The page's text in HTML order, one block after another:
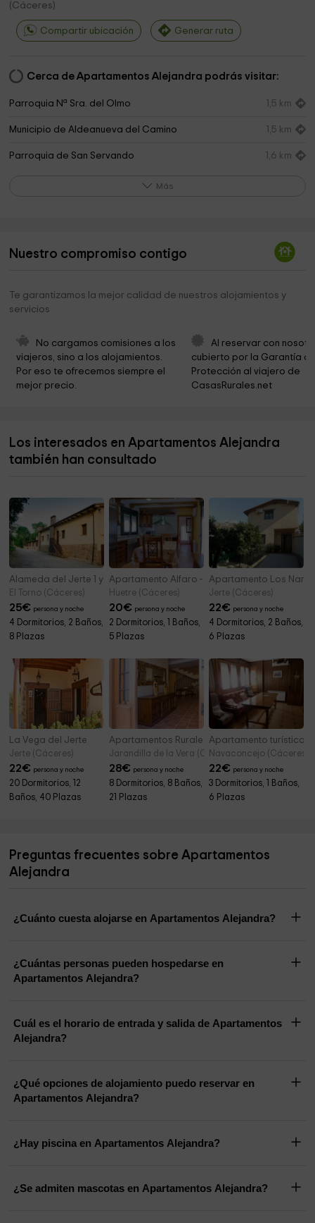
(Cáceres)
Compartir ubicación Generar ruta
Cerca de Apartamentos Alejandra podrás visitar:
Parroquia Nª Sra. del Olmo 1,5 km
Municipio de Aldeanueva del Camino 1,5 km
Parroquia de San Servando 1,6 km
Castaños Del Temblar 3,6 km
Presa del Embalse de Baños de Montemayor
Presa del Embalse de la Maside
Ayuntamiento de Abadía, Cáceres
Fuente Chiquita 5,3 km
Museo Pérez Comendador-Leroux 5,7 km
Más
Nuestro compromiso contigo
Te garantizamos la mejor calidad de nuestros alojamientos y
servicios
No cargamos comisiones a los
viajeros, sino a los alojamientos.
Por eso te ofrecemos siempre el
mejor precio.
Al reservar con
cubierto por la Garantía
Protección al viajero de
CasasRurales.net
Los interesados en Apartamentos Alejandra
también han consultado
Alameda del Jerte 1 y 2
El Torno (Cáceres)
25€ persona y noche
4 Dormitorios, 2 Baños,
8 Plazas
Apartamento Alfaro - Hurdes Altas
Huetre (Cáceres)
20€ persona y noche
2 Dormitorios, 1 Baños,
5 Plazas
Apartamento Los
Jerte (Cáceres)
22€ persona y noche
4 Dormitorios, 2 Baños,
6 Plazas
La Vega del Jerte
Jerte (Cáceres)
22€ persona y noche
20 Dormitorios, 12
Baños, 40 Plazas
Apartamentos Rurales La Vera
Jarandilla de la Vera (Cáceres)
28€ persona y noche
8 Dormitorios, 8 Baños,
21 Plazas
Apartamento turístico
Navaconcejo (Cáceres)
22€ persona y noche
3 Dormitorios, 1 Baños,
6 Plazas
Preguntas frecuentes sobre Apartamentos
Alejandra
¿Cuánto cuesta alojarse en Apartamentos Alejandra?
¿Cuántas personas pueden hospedarse en
Apartamentos Alejandra?
Cuál es el horario de entrada y salida de Apartamentos
Alejandra?
¿Qué opciones de alojamiento puedo reservar en
Apartamentos Alejandra?
¿Hay piscina en Apartamentos Alejandra?
¿Se admiten mascotas en Apartamentos Alejandra?